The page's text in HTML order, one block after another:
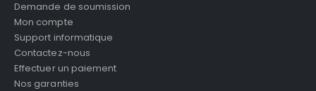
Demande de soumission
Mon compte
Support informatique
Contactez-nous
Effectuer un paiement
Nos garanties